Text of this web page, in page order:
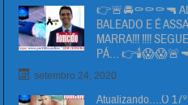
👉🚨🚔⚰⚰⚰🔫
BALEADO E É
MARRA!!! !!!!
PÁ…
setembro 24, 2020
Atualizando….O